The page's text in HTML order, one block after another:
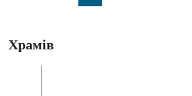
Храмів